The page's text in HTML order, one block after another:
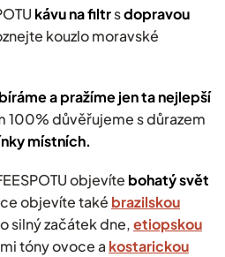
i
s
u
kávu na filtrsdopravou
kouzlo moravské
a pražíme jen ta nejlepší
důvěřujeme s důrazem
místních.
objevíte bohatý svět
objevíte také brazilskou
silný začátek dne,etiopskou
tóny ovoce a kostarickou